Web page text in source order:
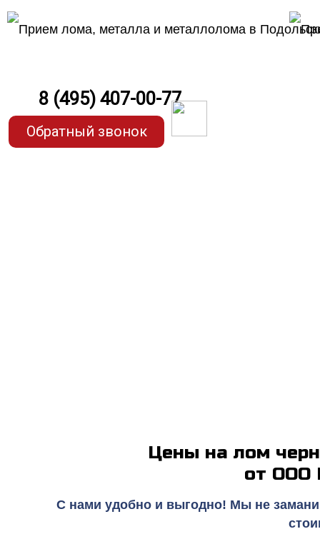
8 (495) 407-00-77
Обратный звонок
Цены на лом
от ООО
С нами удобно и выгодно! Мы не